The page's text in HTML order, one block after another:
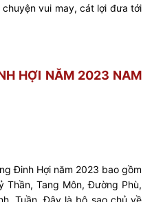
vui may, cát lợi đưa tới
HỢI NĂM 2023 NAM
Đinh Hợi năm 2023 bao gồm
Thần, Tang Môn, Đường Phù,
Tuần. Đây là bộ sao chủ về